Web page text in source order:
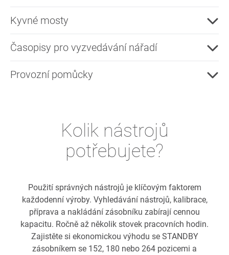
Kyvné mosty
Časopisy pro vyzvedávání nářadí
Provozní pomůcky
Kolik nástrojů
potřebujete?
Použití správných nástrojů je klíčovým faktorem
každodenní výroby. Vyhledávání nástrojů, kalibrace,
příprava a nakládání zásobníku zabírají cennou
kapacitu. Ročně až několik stovek pracovních hodin.
Zajistěte si ekonomickou výhodu se STANDBY
zásobníkem se 152, 180 nebo 264 pozicemi a